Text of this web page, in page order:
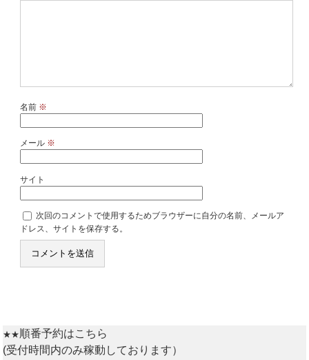
名前 ※
メール ※
サイト
次回のコメントで使用するためブラウザーに自分の名前、メールア
ドレス、サイトを保存する。
★★順番予約はこちら
(受付時間内のみ稼動しております）